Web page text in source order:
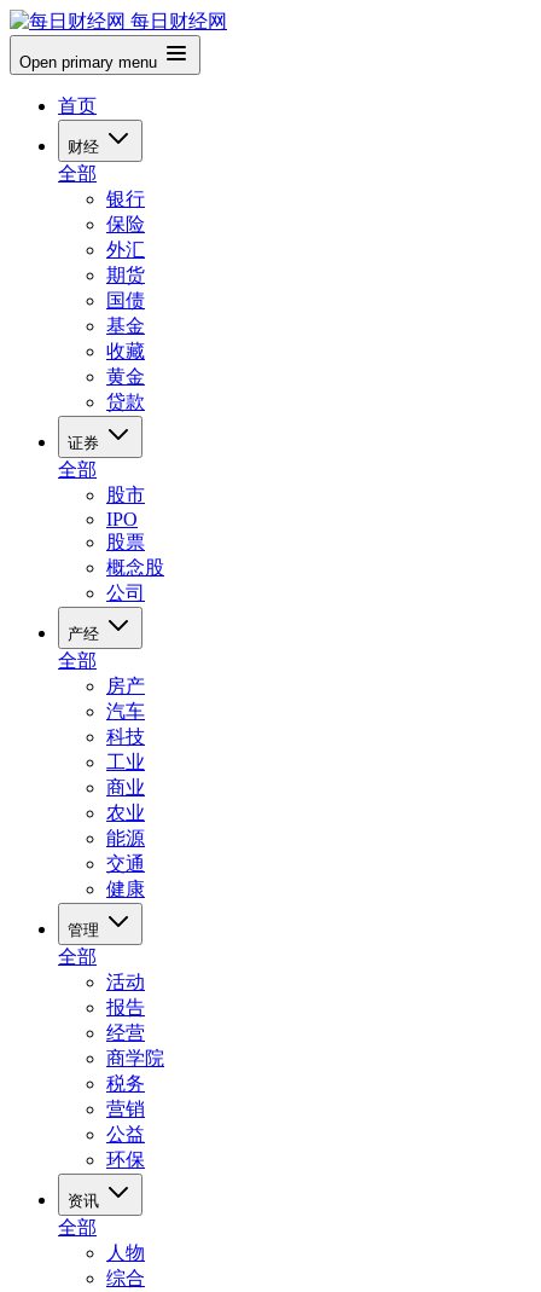
每日财经网
Open primary menu
首页
财经
全部
银行
保险
外汇
期货
国债
基金
收藏
黄金
贷款
证券
全部
股市
IPO
股票
概念股
公司
产经
全部
房产
汽车
科技
工业
商业
农业
能源
交通
健康
管理
全部
活动
报告
经营
商学院
税务
营销
公益
环保
资讯
全部
人物
综合